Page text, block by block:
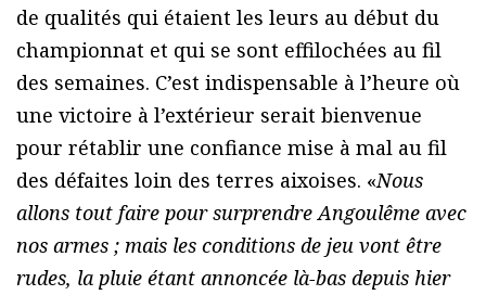
de qualités qui étaient les leurs au début du
championnat et qui se sont effilochées au fil
des semaines. C’est indispensable à l’heure où
une victoire à l’extérieur serait bienvenue
pour rétablir une confiance mise à mal au fil
des défaites loin des terres aixoises. «Nous
allons tout faire pour surprendre Angoulême avec
nos armes ; mais les conditions de jeu vont être
rudes, la pluie étant annoncée là-bas depuis hier